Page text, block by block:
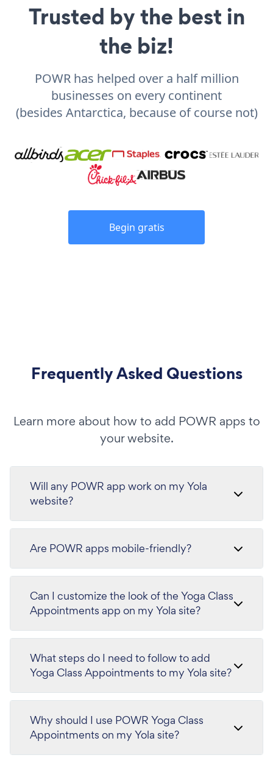
Trusted by the best in
the biz!
POWR has helped over a half million
businesses on every continent
(besides Antarctica, because of course not)
Begin gratis
Frequently Asked Questions
Learn more about how to add POWR apps to
your website.
Will any POWR app work on my Yola
website?
Are POWR apps mobile-friendly?
Can I customize the look of the Yoga Class
Appointments app on my Yola site?
What steps do I need to follow to add
Yoga Class Appointments to my Yola site?
Why should I use POWR Yoga Class
Appointments on my Yola site?